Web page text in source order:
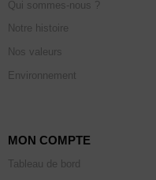
Qui sommes-nous ?
Notre histoire
Nos valeurs
Environnement
MON COMPTE
Tableau de bord